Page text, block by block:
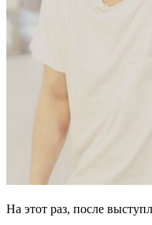
На этот раз, после